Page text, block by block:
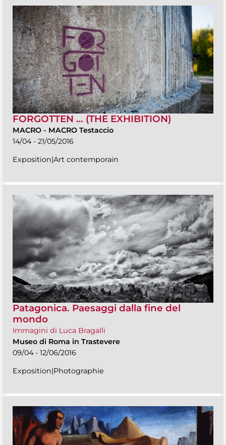
FORGOTTEN … (THE EXHIBITION)
MACRO - MACRO Testaccio
14/04 - 21/05/2016
Exposition|Art contemporain
Patagonica. Paesaggi dalla fine del
mondo
Immagini di Luca Bragalli
Museo di Roma in Trastevere
09/04 - 12/06/2016
Exposition|Photographie